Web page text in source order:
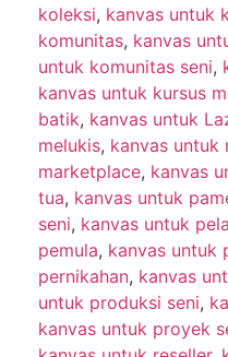
koleksi, kanvas untuk
komunitas, kanvas
untuk komunitas seni,
kanvas untuk kursus
batik, kanvas untuk
melukis, kanvas untuk
marketplace, kanvas
tua, kanvas untuk
seni, kanvas untuk
pemula, kanvas untuk
pernikahan, kanvas
untuk produksi seni,
kanvas untuk proyek